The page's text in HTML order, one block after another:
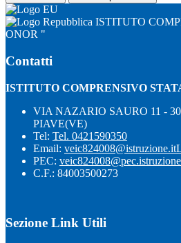
ISTITUTO
ONOR "
Contatti
ISTITUTO COMPRENSIVO
VIA NAZARIO SAURO 11 -
PIAVE(VE)
Tel: Tel. 0421590350
Email: veic824008@istruzione.it
PEC:
C.F.: 84003500273
Sezione Link Utili